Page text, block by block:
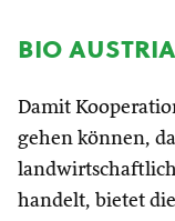
bio austria
Damit
gehen können,
handelt, bietet die